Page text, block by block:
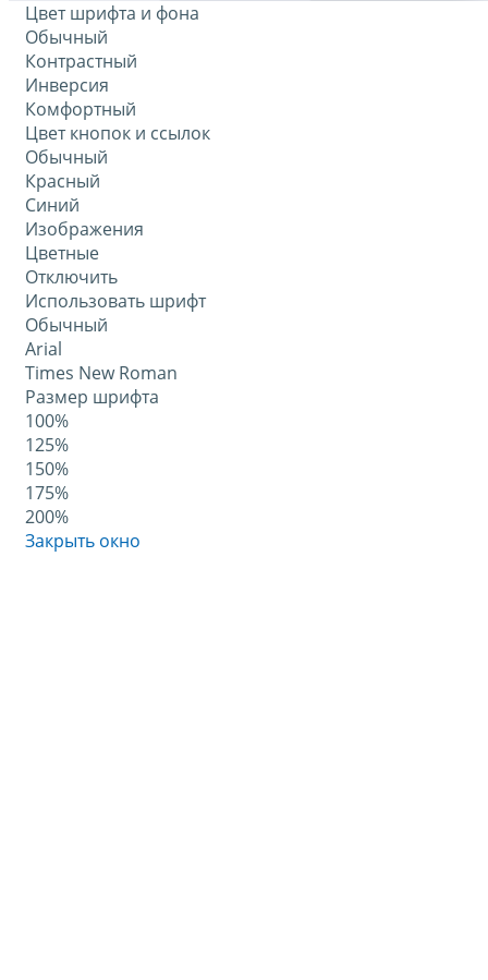
Цвет шрифта и фона
Обычный
Контрастный
Инверсия
Комфортный
Цвет кнопок и ссылок
Обычный
Красный
Синий
Изображения
Цветные
Отключить
Использовать шрифт
Обычный
Arial
Times New Roman
Размер шрифта
100%
125%
150%
175%
200%
Закрыть окно